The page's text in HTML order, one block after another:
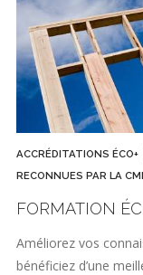
ACCRÉDITATIONS ÉCO+
RECONNUES PAR LA
FORMATION
Améliorez vos
bénéficiez d’une